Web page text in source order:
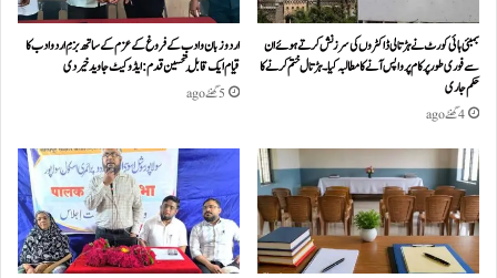
بمبئی ہائی کورٹ نے ہڑتالی ڈاکٹروں کی سرزنش کرتے ہوئے ان
سے فوری طور پر کام پر واپس آنے کا مطالبہ کیا۔ہڑتال ختم کرنے کا
حکم جاری
4 گھنٹے ago
اردو زبان و ادب کے فروغ کے عزم کے ساتھ بزمِ اردو ادب کا
قیام ایک قابلِ تحسین قدم : ایڈوکیٹ جاوید خیردی
5 گھنٹے ago